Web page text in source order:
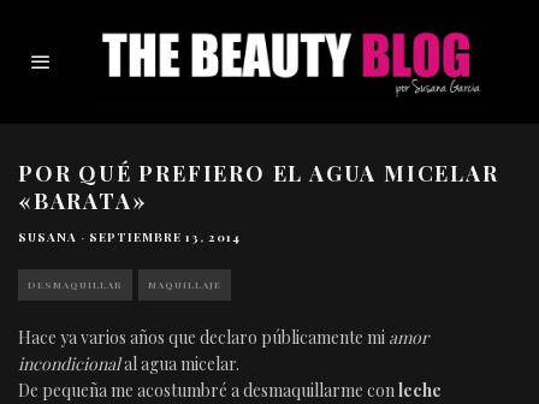
POR QUÉ PREFIERO EL AGUA MICELAR
«BARATA»
SUSANA · SEPTIEMBRE 13, 2014
DESMAQUILLAR MAQUILLAJE
Hace ya varios años que declaro públicamente mi amor
incondicionalal agua micelar.
De pequeña me acostumbré a desmaquillarme conleche